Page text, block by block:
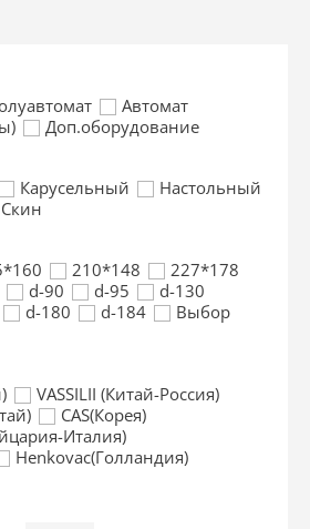
Автомат
Доп.оборудование
Карусельный
Настольный
Скин
210*148
227*178
d-90 d-95
d-130
d-180 d-184
Выбор
VASSILII (Китай-Россия)
CAS(Корея)
Италия)
Henkovac(Голландия)